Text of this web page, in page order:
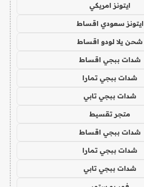
ايتونز امريكي
ايتونز سعودي اقساط
شحن يلا لودو اقساط
شدات ببجي اقساط
شدات ببجي تمارا
شدات ببجي تابي
متجر تقسيط
شدات ببجي اقساط
شدات ببجي تمارا
شدات ببجي تابي